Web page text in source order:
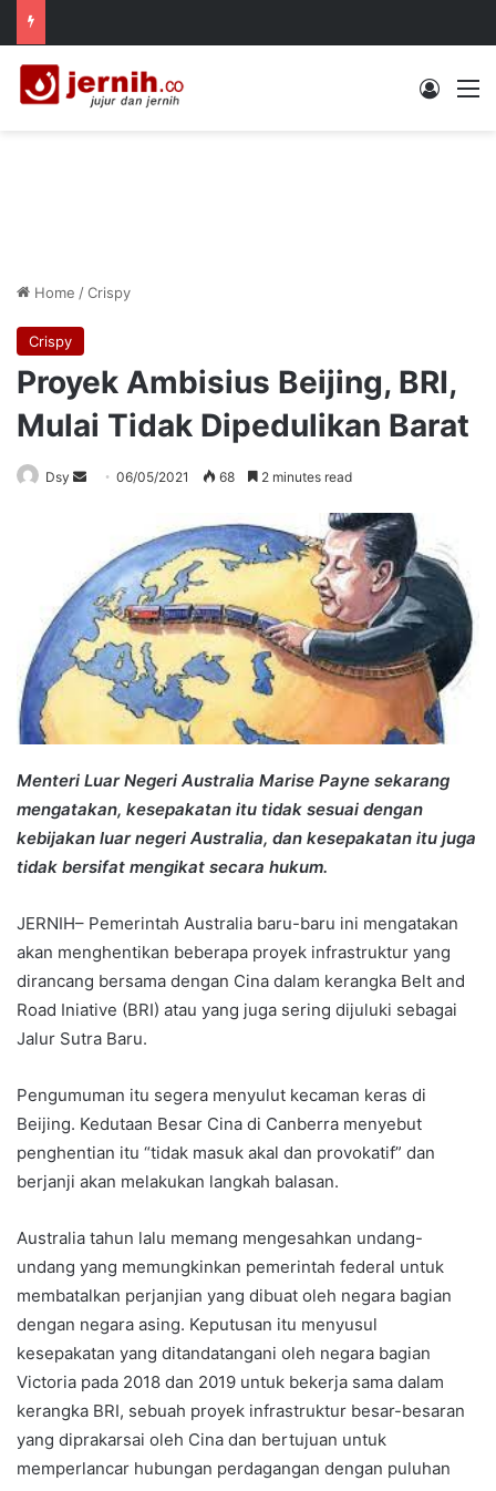
Log In
Home /Crispy
Crispy
Proyek Ambisius Beijing, BRI,
Mulai Tidak Dipedulikan Barat
Dsy
Send06/05/2021 68 2 minutes read
Menteri Luar Negeri Australia Marise Payne sekarang
mengatakan, kesepakatan itu tidak sesuai dengan
kebijakan luar negeri Australia, dan kesepakatan itu juga
tidak bersifat mengikat secara hukum.
JERNIH– Pemerintah Australia baru-baru ini mengatakan
akan menghentikan beberapa proyek infrastruktur yang
dirancang bersama dengan Cina dalam kerangka Belt and
Road Iniative (BRI) atau yang juga sering dijuluki sebagai
Jalur Sutra Baru.
Pengumuman itu segera menyulut kecaman keras di
Beijing. Kedutaan Besar Cina di Canberra menyebut
penghentian itu “tidak masuk akal dan provokatif” dan
berjanji akan melakukan langkah balasan.
Australia tahun lalu memang mengesahkan undang-
undang yang memungkinkan pemerintah federal untuk
membatalkan perjanjian yang dibuat oleh negara bagian
dengan negara asing. Keputusan itu menyusul
kesepakatan yang ditandatangani oleh negara bagian
Victoria pada 2018 dan 2019 untuk bekerja sama dalam
kerangka BRI, sebuah proyek infrastruktur besar-besaran
yang diprakarsai oleh Cina dan bertujuan untuk
memperlancar hubungan perdagangan dengan puluhan